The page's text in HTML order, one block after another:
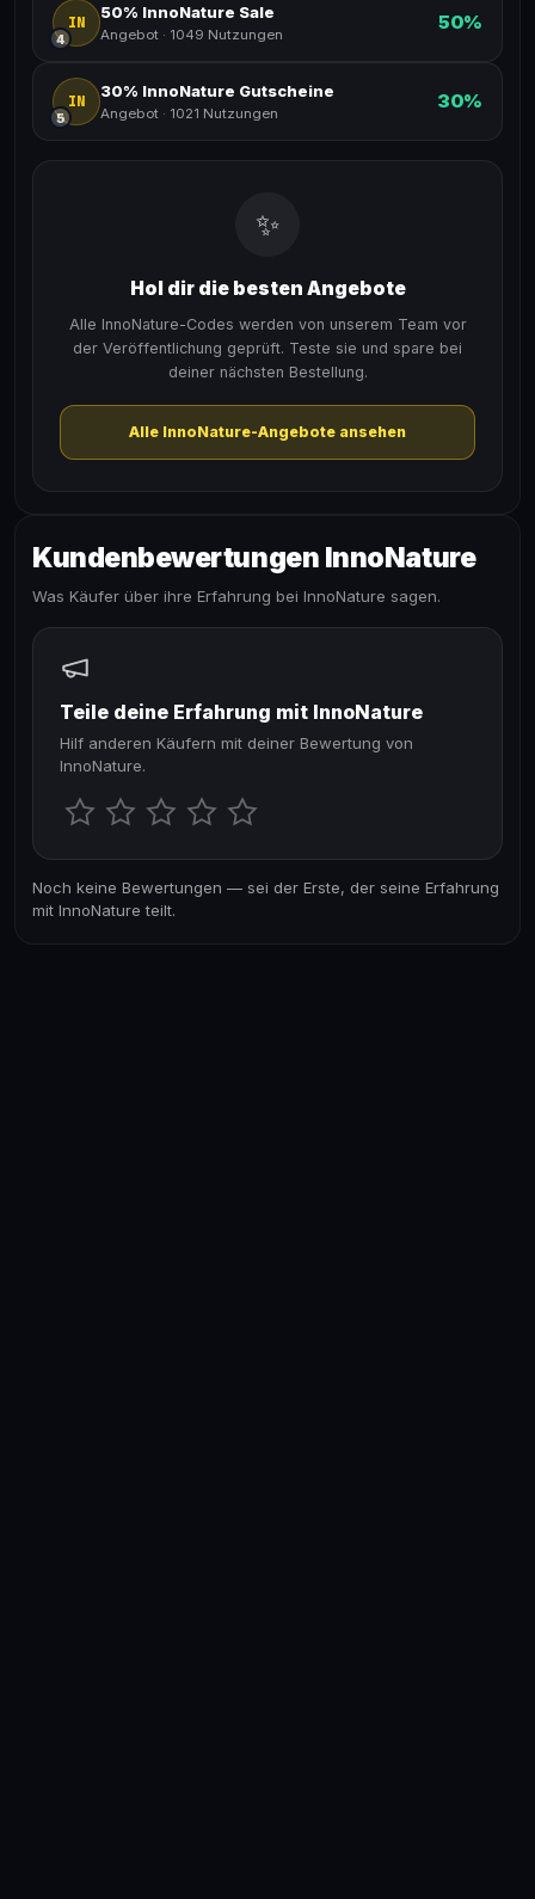
IN
4
50% InnoNature Sale
Angebot · 1049 Nutzungen
50%
IN
5
30% InnoNature Gutscheine
Angebot · 1021 Nutzungen
30%
✨
Hol dir die besten Angebote
Alle InnoNature-Codes werden von unserem Team vor
der Veröffentlichung geprüft. Teste sie und spare bei
deiner nächsten Bestellung.
Alle InnoNature-Angebote ansehen
Kundenbewertungen InnoNature
Was Käufer über ihre Erfahrung bei InnoNature sagen.
Teile deine Erfahrung mit InnoNature
Hilf anderen Käufern mit deiner Bewertung von
InnoNature.
Noch keine Bewertungen — sei der Erste, der seine Erfahrung
mit InnoNature teilt.